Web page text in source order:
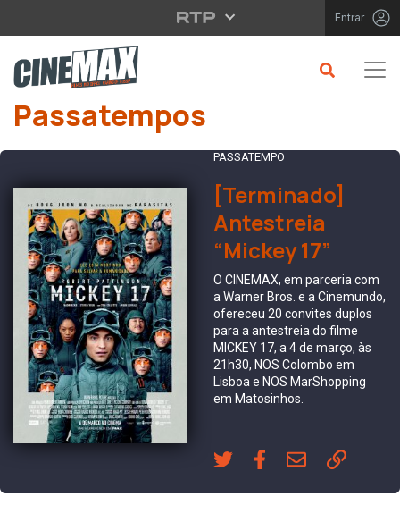
Saltar para o conteúdo principal Entrar
Passatempos
PASSATEMPO
[Terminado]
Antestreia
“Mickey 17”
O CINEMAX, em parceria com
a Warner Bros. e a Cinemundo,
ofereceu 20 convites duplos
para a antestreia do filme
MICKEY 17, a 4 de março, às
21h30, NOS Colombo em
Lisboa e NOS MarShopping
em Matosinhos.